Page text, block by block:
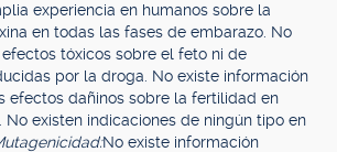
experiencia en humanos sobre la
en todas las fases de embarazo. No
tóxicos sobre el feto ni de
por la droga. No existe información
efectos dañinos sobre la fertilidad en
No existen indicaciones de ningún tipo en
No existe información